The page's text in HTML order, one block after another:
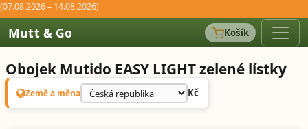
(07.08.2026 – 14.08.2026)
Mutt & Go Košík
Obojek Mutido EASY LIGHT zelené lístky
Země a měna Kč